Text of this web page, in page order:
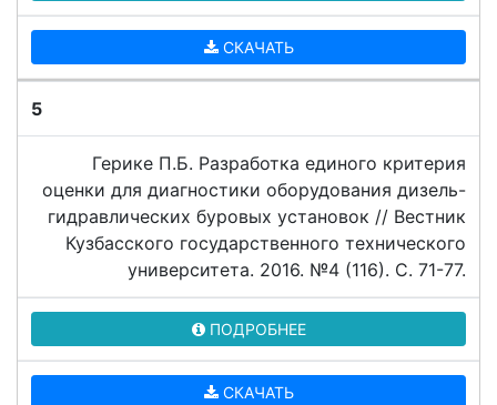
СКАЧАТЬ
5
Герике П.Б. Разработка единого критерия
оценки для диагностики оборудования дизель-
гидравлических буровых установок // Вестник
Кузбасского государственного технического
университета. 2016. №4 (116). C. 71-77.
ПОДРОБНЕЕ
СКАЧАТЬ